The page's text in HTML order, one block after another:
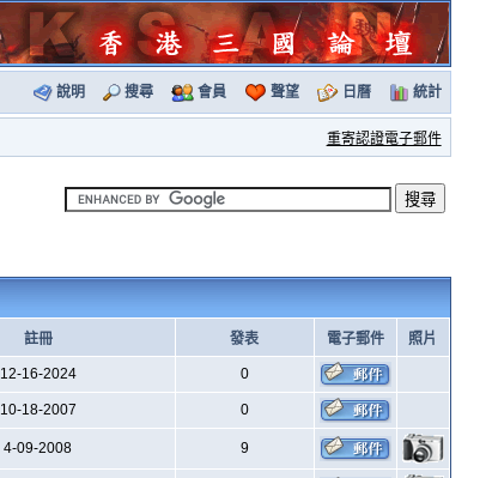
說明 搜尋 會員 聲望 日曆 統計
重寄認證電子郵件
註冊 發表 電子郵件 照片
12-16-2024 0
10-18-2007 0
4-09-2008 9